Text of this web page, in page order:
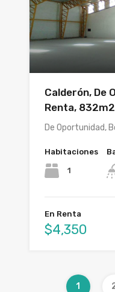
Calderón, De
Renta, 832m2
De Oportunidad,
Habitaciones
1
En Renta
$4,350
1